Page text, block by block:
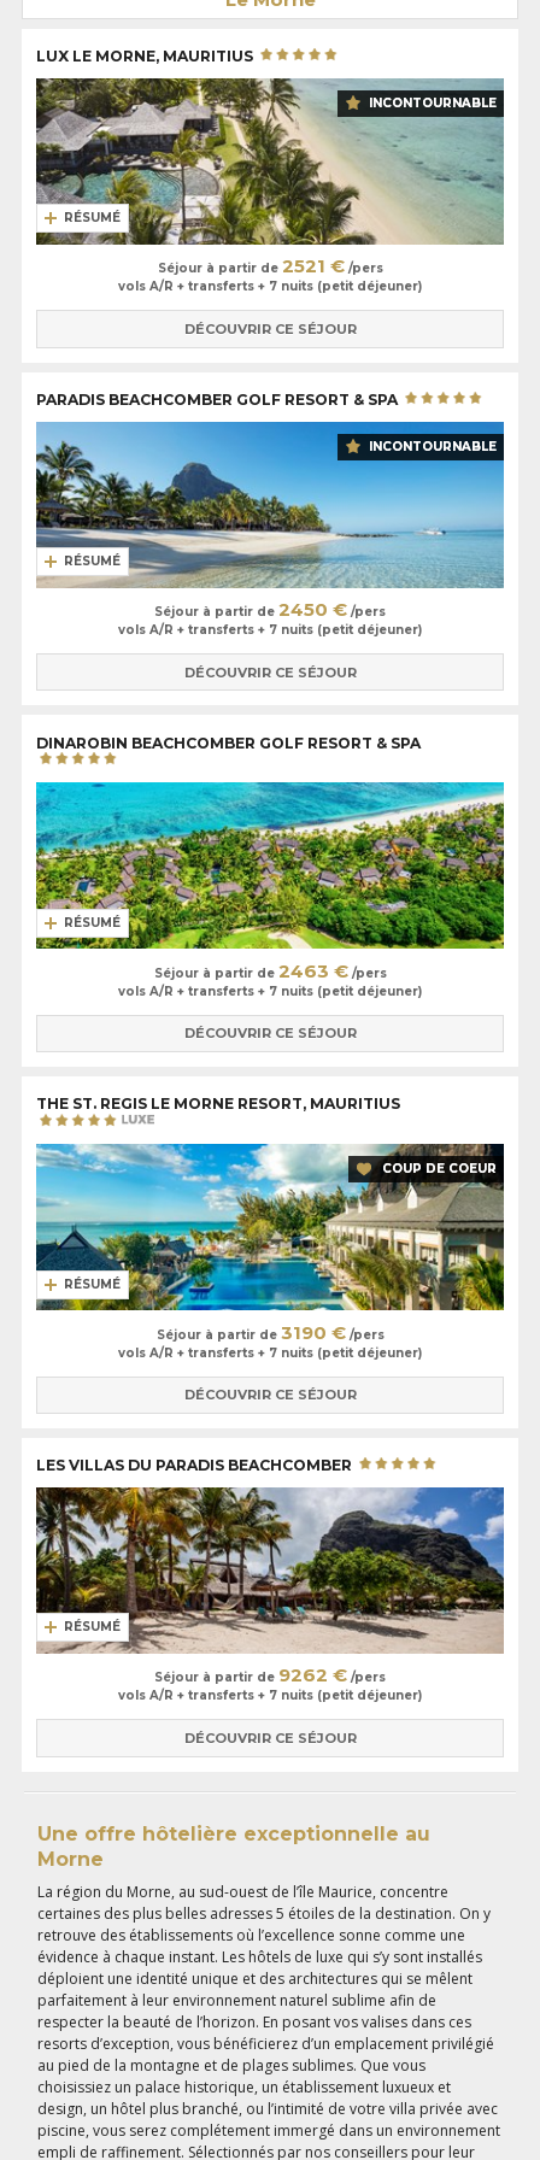
irréprochable, et expériences sur mesure. Elles sont pensées pour les
époustouflante, un lagon turquoise et de superbes plages de sable
renom, tables de chef, golf, kitesurf ou plongée… Vivez le véritable luxe
d’un voyage au Morne !
LUX LE MORNE, MAURITIUS
INCONTOURNABLE
RÉSUMÉ
Séjour à partir de 2521 €/pers
vols A/R + transferts + 7 nuits (petit déjeuner)
DÉCOUVRIR CE SÉJOUR
PARADIS BEACHCOMBER GOLF RESORT & SPA
INCONTOURNABLE
RÉSUMÉ
Séjour à partir de 2450 € /pers
vols A/R + transferts + 7 nuits (petit déjeuner)
DÉCOUVRIR CE SÉJOUR
DINAROBIN BEACHCOMBER GOLF RESORT & SPA
RÉSUMÉ
Séjour à partir de 2463 €/pers
vols A/R + transferts + 7 nuits (petit déjeuner)
DÉCOUVRIR CE SÉJOUR
THE ST. REGIS LE MORNE RESORT, MAURITIUS
COUP DE COEUR
RÉSUMÉ
Séjour à partir de 3190 €/pers
vols A/R + transferts + 7 nuits (petit déjeuner)
DÉCOUVRIR CE SÉJOUR
LES VILLAS DU PARADIS BEACHCOMBER
RÉSUMÉ
Séjour à partir de 9262 € /pers
vols A/R + transferts + 7 nuits (petit déjeuner)
DÉCOUVRIR CE SÉJOUR
Une offre hôtelière exceptionnelle au
Morne
La région du Morne, au sud-ouest de l’île Maurice, concentre
certaines des plus belles adresses 5 étoiles de la destination. On y
retrouve des établissements où l’excellence sonne comme une
évidence à chaque instant. Les hôtels de luxe qui s’y sont installés
déploient une identité unique et des architectures qui se mêlent
parfaitement à leur environnement naturel sublime afin de
respecter la beauté de l’horizon. En posant vos valises dans ces
resorts d’exception, vous bénéficierez d’un emplacement privilégié
au pied de la montagne et de plages sublimes. Que vous
choisissiez un palace historique, un établissement luxueux et
design, un hôtel plus branché, ou l’intimité de votre villa privée avec
piscine, vous serez complétement immergé dans un environnement
empli de raffinement. Sélectionnés par nos conseillers pour leur